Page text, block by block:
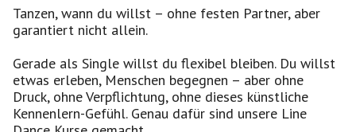
Tanzen, wann du willst – ohne festen Partner, aber
garantiert nicht allein.
Gerade als Single willst du flexibel bleiben. Du willst
etwas erleben, Menschen begegnen – aber ohne
Druck, ohne Verpflichtung, ohne dieses künstliche
Kennenlern-Gefühl. Genau dafür sind unsere Line